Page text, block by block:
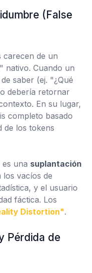
(False
carecen de un
nativo. Cuando un
saber (ej. "¿Qué
debería retornar
En su lugar,
completo basado
de los tokens
una suplantación
los vacíos de
, y el usuario
fáctica. Los
Distortion".
Pérdida de